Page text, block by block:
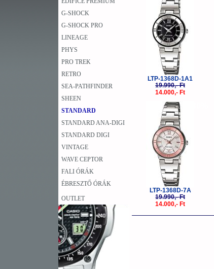
G-SHOCK
G-SHOCK PRO
LINEAGE
PHYS
PRO TREK
RETRO
SEA-PATHFINDER
SHEEN
STANDARD
STANDARD ANA-DIGI
STANDARD DIGI
VINTAGE
WAVE CEPTOR
FALI ÓRÁK
ÉBRESZTŐ ÓRÁK
OUTLET
LTP-1368D-1A1
19.990,- Ft
14.000,- Ft
LTP-1368D-7A
19.990,- Ft
14.000,- Ft